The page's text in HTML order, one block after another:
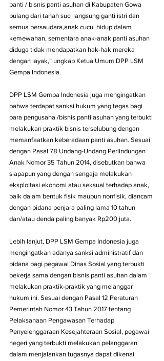
panti / bisnis panti asuhan di Kabupaten Gowa
pulang dari tanah suci langsung ganti istri dan
semua bersaudara,anak cucu  hidup dalam
kemewahan, sementara anak-anak panti asuhan
diduga tidak mendapatkan hak-hak mereka
dengan layak,” ungkap Ketua Umum DPP LSM
Gempa Indonesia.
DPP LSM Gempa Indonesia juga mengingatkan
bahwa terdapat sanksi hukum yang tegas bagi
para pengusaha /bisnis panti asuhan yang terbukti
melakukan praktik bisnis terselubung dengan
memanfaatkan keberadaan panti asuhan. Sesuai
dengan Pasal 78 Undang-Undang Perlindungan
Anak Nomor 35 Tahun 2014, disebutkan bahwa
siapapun yang dengan sengaja melakukan
eksploitasi ekonomi atau seksual terhadap anak,
baik dalam bentuk fisik maupun nonfisik, diancam
dengan pidana penjara paling lama 10 tahun
dan/atau denda paling banyak Rp200 juta.
Lebih lanjut, DPP LSM Gempa Indonesia juga
mengingatkan adanya sanksi administratif dan
pidana bagi pegawai Dinas Sosial yang terbukti
bekerja sama dengan bisnis panti asuhan dalam
melakukan praktik-praktik yang melanggar
hukum ini. Sesuai dengan Pasal 12 Peraturan
Pemerintah Nomor 43 Tahun 2017 tentang
Pelaksanaan Pengawasan Terhadap
Penyelenggaraan Kesejahteraan Sosial, pegawai
negeri yang terbukti melakukan pelanggaran
dalam menjalankan tugasnya dapat dikenai